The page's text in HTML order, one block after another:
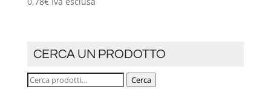
CERCA UN PRODOTTO
Cerca: Cerca